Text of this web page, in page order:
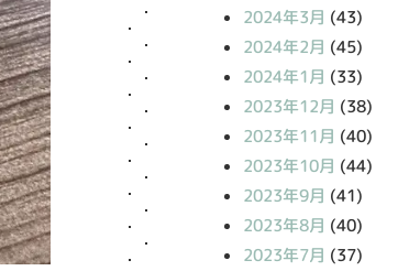
2024年3月 (43)
2024年2月 (45)
2024年1月 (33)
2023年12月 (38)
2023年11月 (40)
2023年10月 (44)
2023年9月 (41)
2023年8月 (40)
2023年7月 (37)